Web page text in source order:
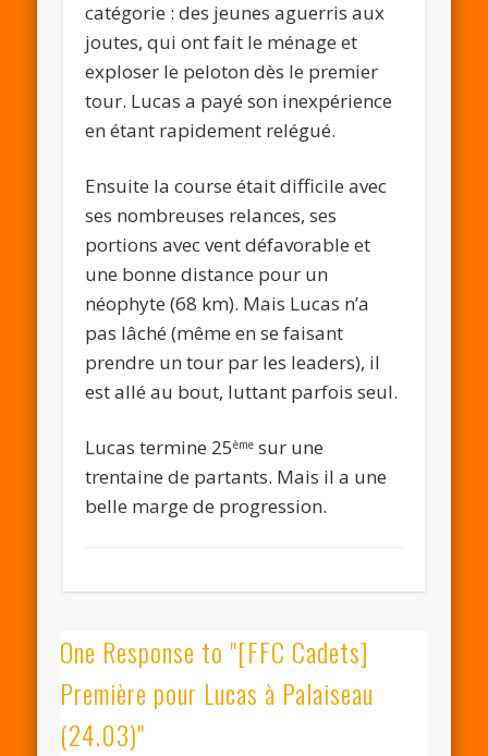
catégorie : des jeunes aguerris aux
joutes, qui ont fait le ménage et
exploser le peloton dès le premier
tour. Lucas a payé son inexpérience
en étant rapidement relégué.
Ensuite la course était difficile avec
ses nombreuses relances, ses
portions avec vent défavorable et
une bonne distance pour un
néophyte (68 km). Mais Lucas n’a
pas lâché (même en se faisant
prendre un tour par les leaders), il
est allé au bout, luttant parfois seul.
Lucas termine 25ème sur une
trentaine de partants. Mais il a une
belle marge de progression.
One Response to "[FFC Cadets]
Première pour Lucas à Palaiseau
(24.03)"